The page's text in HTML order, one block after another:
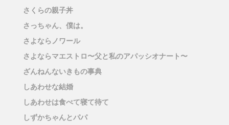
さくらの親子丼
さっちゃん、僕は。
さよならノワール
さよならマエストロ〜父と私のアパッシオナート〜
ざんねんないきもの事典
しあわせな結婚
しあわせは食べて寝て待て
しずかちゃんとパパ